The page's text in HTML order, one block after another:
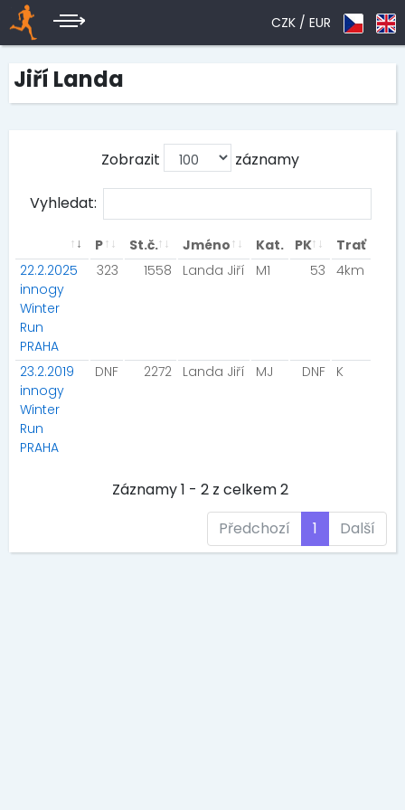
CZK / EUR
Jiří Landa
Zobrazit záznamy
Vyhledat:
P St.č. Jméno Kat. PK
Trať
22.2.2025
innogy
Winter
Run
PRAHA
323 1558 Landa Jiří M1 53 4km
23.2.2019
innogy
Winter
Run
PRAHA
DNF 2272 Landa Jiří MJ DNF K
Záznamy 1 - 2 z celkem 2
Předchozí
1 Další